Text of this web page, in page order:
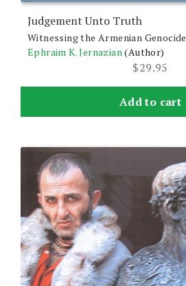
Judgement Unto Truth
Witnessing the Armenian Genocide
Ephraim K. Jernazian(Author)
$29.95
Add to cart